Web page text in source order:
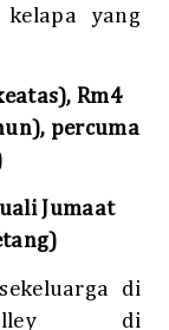
yang
Rm4
percuma
Jumaat
di
di